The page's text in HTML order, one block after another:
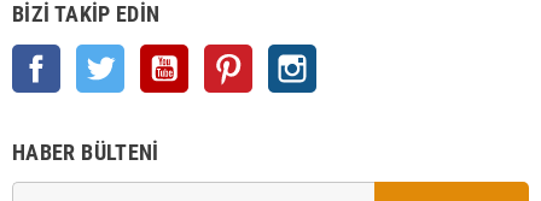
BIZI TAKIP EDIN
Facebook Twitter YouTube Pinterest
HABER BÜLTENI